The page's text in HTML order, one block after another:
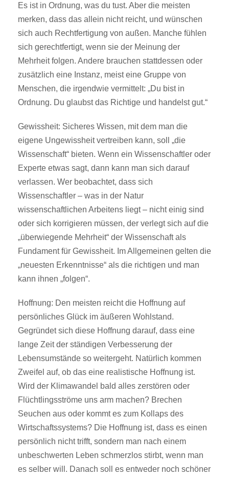
Es ist in Ordnung, was du tust. Aber die meisten
merken, dass das allein nicht reicht, und wünschen
sich auch Rechtfertigung von außen. Manche fühlen
sich gerechtfertigt, wenn sie der Meinung der
Mehrheit folgen. Andere brauchen stattdessen oder
zusätzlich eine Instanz, meist eine Gruppe von
Menschen, die irgendwie vermittelt: „Du bist in
Ordnung. Du glaubst das Richtige und handelst gut.“
Gewissheit: Sicheres Wissen, mit dem man die
eigene Ungewissheit vertreiben kann, soll „die
Wissenschaft“ bieten. Wenn ein Wissenschaftler oder
Experte etwas sagt, dann kann man sich darauf
verlassen. Wer beobachtet, dass sich
Wissenschaftler – was in der Natur
wissenschaftlichen Arbeitens liegt – nicht einig sind
oder sich korrigieren müssen, der verlegt sich auf die
„überwiegende Mehrheit“ der Wissenschaft als
Fundament für Gewissheit. Im Allgemeinen gelten die
„neuesten Erkenntnisse“ als die richtigen und man
kann ihnen „folgen“.
Hoffnung: Den meisten reicht die Hoffnung auf
persönliches Glück im äußeren Wohlstand.
Gegründet sich diese Hoffnung darauf, dass eine
lange Zeit der ständigen Verbesserung der
Lebensumstände so weitergeht. Natürlich kommen
Zweifel auf, ob das eine realistische Hoffnung ist.
Wird der Klimawandel bald alles zerstören oder
Flüchtlingsströme uns arm machen? Brechen
Seuchen aus oder kommt es zum Kollaps des
Wirtschaftssystems? Die Hoffnung ist, dass es einen
persönlich nicht trifft, sondern man nach einem
unbeschwerten Leben schmerzlos stirbt, wenn man
es selber will. Danach soll es entweder noch schöner